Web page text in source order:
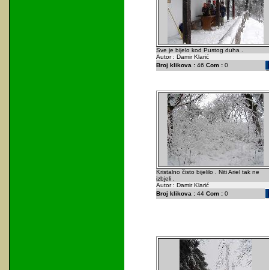
Sve je bijelo kod Pustog duha .
Autor : Damir Klarić
Broj klikova :46 Com :0
Kristalno čisto bijelilo . Niti Ariel tak ne
izbjeli .
Autor : Damir Klarić
Broj klikova :44 Com :0